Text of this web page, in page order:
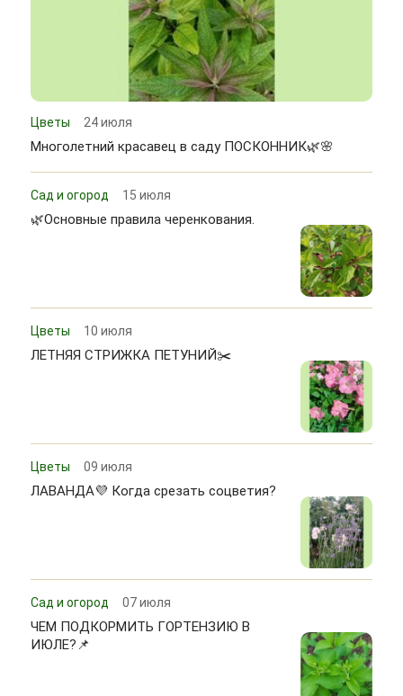
Цветы 24 июля
Многолетний красавец в саду ПОСКОННИК🌿🌸
Сад и огород 15 июля
🌿Основные правила черенкования.
Цветы 10 июля
ЛЕТНЯЯ СТРИЖКА ПЕТУНИЙ✂️
Цветы 09 июля
ЛАВАНДА💜 Когда срезать соцветия?
Сад и огород 07 июля
ЧЕМ ПОДКОРМИТЬ ГОРТЕНЗИЮ В
ИЮЛЕ?📌